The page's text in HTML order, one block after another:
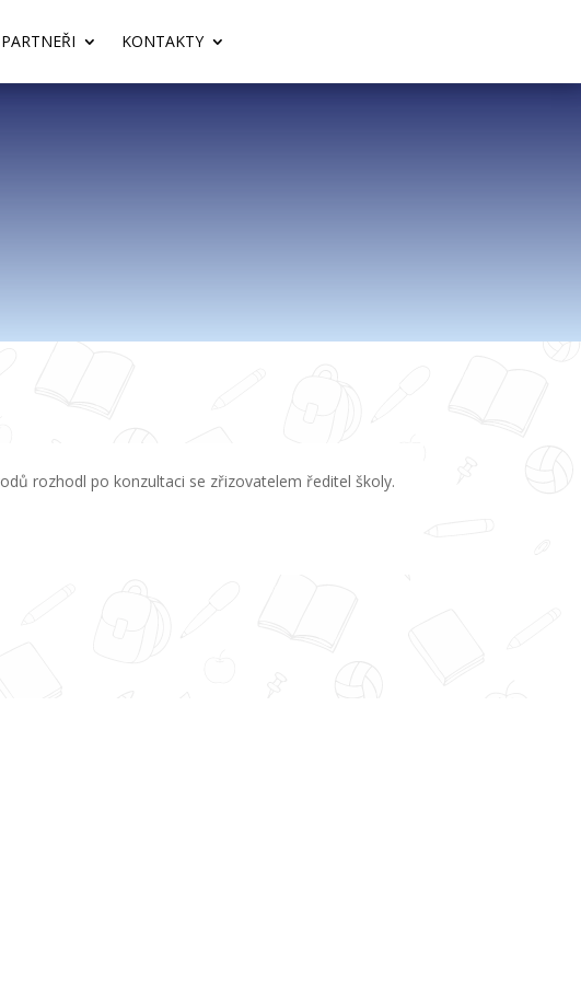
KONTAKTY
rozhodl po konzultaci se zřizovatelem ředitel školy.